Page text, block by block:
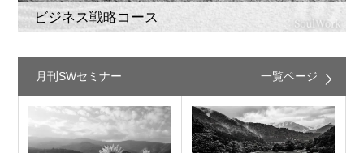
ビジネス戦略コース
月刊SWセミナー 一覧ページ